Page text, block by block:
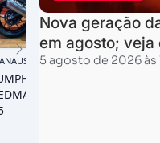
Nova geração
em agosto; veja
5 agosto de 2026